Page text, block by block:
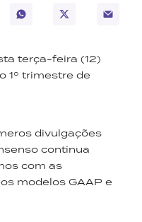
terça-feira (12)
1º trimestre de
divulgações
continua
com as
modelos GAAP e